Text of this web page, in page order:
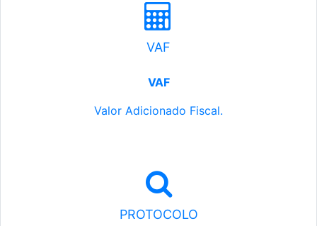
VAF
VAF
Valor Adicionado Fiscal.
PROTOCOLO